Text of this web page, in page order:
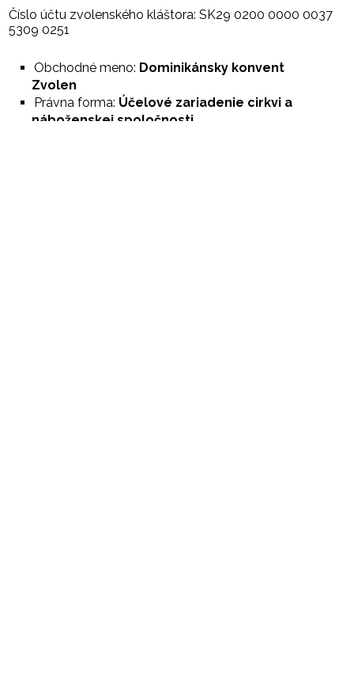
Číslo účtu zvolenského kláštora: SK29 0200 0000 0037
5309 0251
Obchodné meno: Dominikánsky konvent
Zvolen
Právna forma: Účelové zariadenie cirkvi a
náboženskej spoločnosti